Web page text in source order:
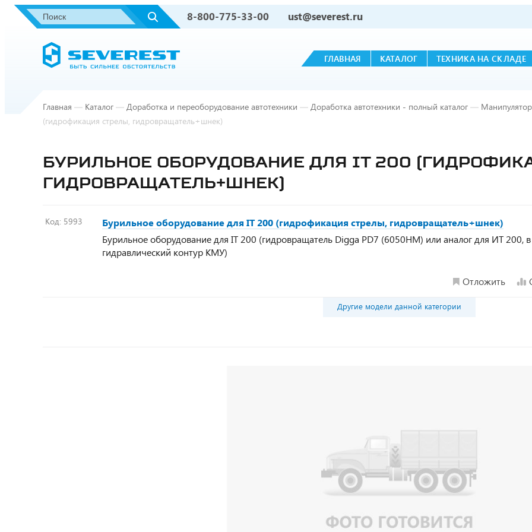
8-800-775-33-00 ust@severest.ru
ГЛАВНАЯ КАТАЛОГ ТЕХНИКА НА СКЛАДЕ
Главная — Каталог — Доработка и переоборудование автотехники — Доработка автотехники - полный каталог —
(гидрофикация стрелы, гидровращатель+шнек)
БУРИЛЬНОЕ ОБОРУДОВАНИЕ ДЛЯ IT 200
ГИДРОВРАЩАТЕЛЬ+ШНЕК)
Код: 5993
Бурильное оборудование для IT 200 (гидрофикация стрелы, гидровращатель+шнек)
Бурильное оборудование для IT 200 (гидровращатель Digga PD7 (6050НМ) или аналог для ИТ 200, в
гидравлический контур КМУ)
Отложить
Другие модели данной категории